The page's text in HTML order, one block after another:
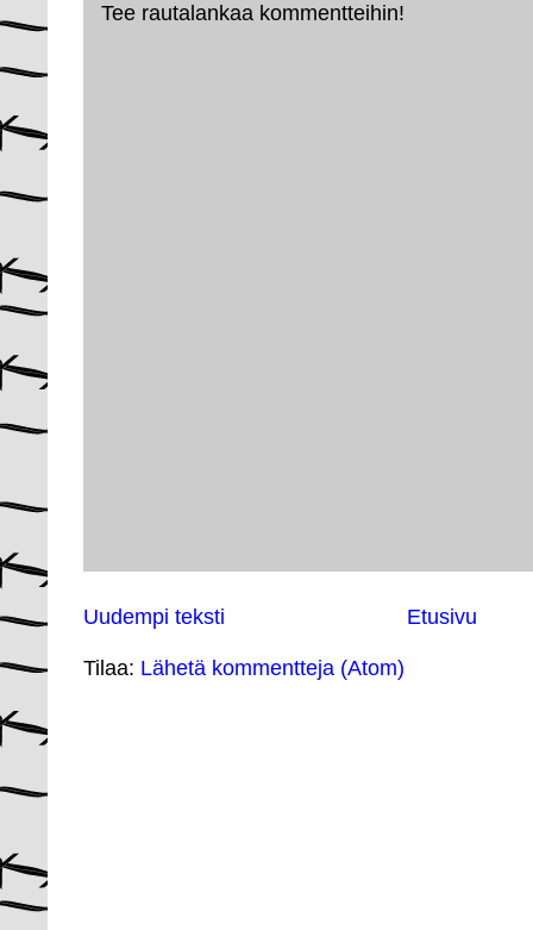
Tee rautalankaa kommentteihin!
Uudempi teksti Etusivu
Tilaa: Lähetä kommentteja (Atom)